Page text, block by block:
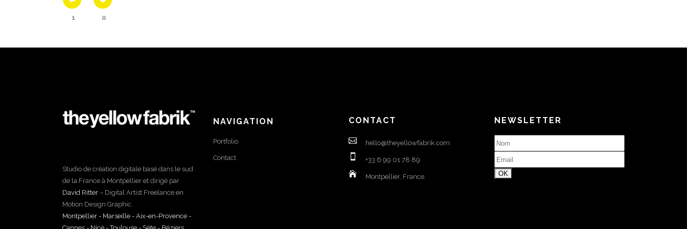
1 0
Studio de création digitale basé dans le sud
de la France à Montpellier et dirigé par
David Ritter – Digital Artist Freelance en
Motion Design Graphic.
Montpellier - Marseille - Aix-en-Provence -
NAVIGATION
Portfolio
Contact
CONTACT
hello@theyellowfabrik.com
+33 6 99 01 78 89
Montpellier, France.
NEWSLETTER